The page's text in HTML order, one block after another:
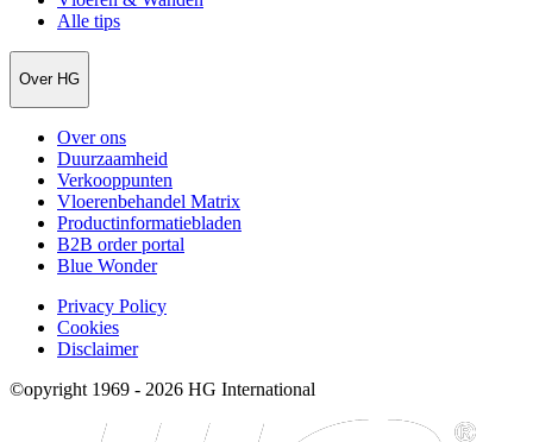
Alle tips
Over HG
Over ons
Duurzaamheid
Verkooppunten
Vloerenbehandel Matrix
Productinformatiebladen
B2B order portal
Blue Wonder
Privacy Policy
Cookies
Disclaimer
©opyright 1969 - 2026 HG International